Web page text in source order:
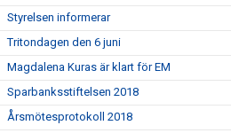
Styrelsen informerar
Tritondagen den 6 juni
Magdalena Kuras är klart för EM
Sparbanksstiftelsen 2018
Årsmötesprotokoll 2018